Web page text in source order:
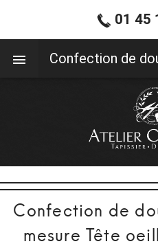
Confection de
mesure Tête
01 45